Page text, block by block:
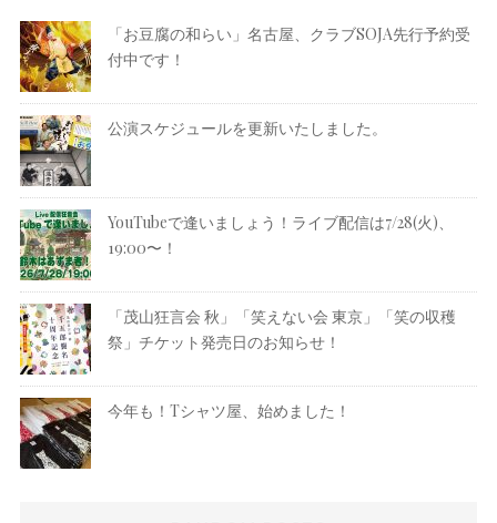
「お豆腐の和らい」名古屋、クラブSOJA先行予約受
付中です！
公演スケジュールを更新いたしました。
YouTubeで逢いましょう！ライブ配信は7/28(火)、
19:00〜！
「茂山狂言会 秋」「笑えない会 東京」「笑の収穫
祭」チケット発売日のお知らせ！
今年も！Tシャツ屋、始めました！